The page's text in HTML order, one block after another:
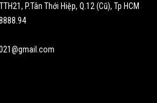
P.Tân Thới Hiệp, Q.12 (Cũ), Tp HCM